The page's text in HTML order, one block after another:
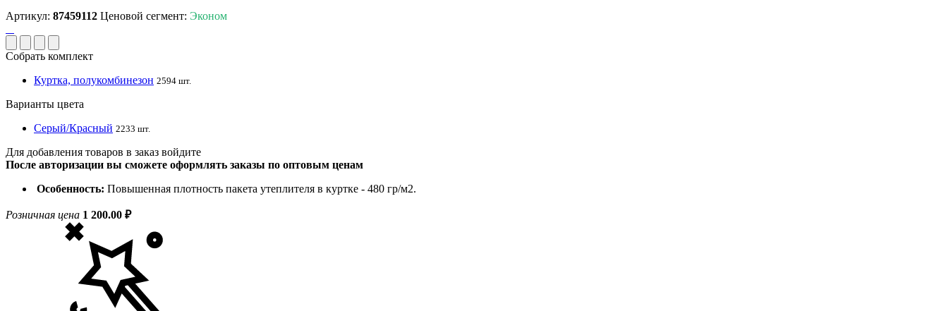
Артикул: 87459112 Ценовой сегмент: Эконом
Собрать комплект
Куртка, полукомбинезон 2594 шт.
Варианты цвета
Серый/Красный 2233 шт.
Для добавления товаров в заказ войдите
После авторизации вы сможете оформлять заказы по оптовым ценам
Особенность: Повышенная плотность пакета утеплителя в куртке - 480 гр/м2.
Розничная цена 1 200.00 ₽